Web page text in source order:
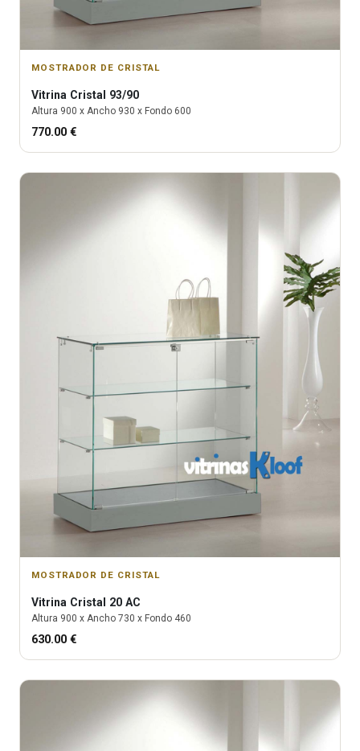
MOSTRADOR DE CRISTAL
Vitrina Cristal 93/90
Altura 900 x Ancho 930 x Fondo 600
770.00 €
MOSTRADOR DE CRISTAL
Vitrina Cristal 20 AC
Altura 900 x Ancho 730 x Fondo 460
630.00 €